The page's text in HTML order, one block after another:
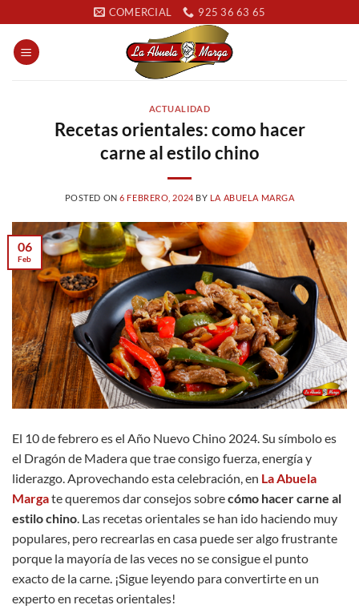
al
contenido
COMERCIAL 925 36 63 65
ACTUALIDAD
Recetas orientales: como hacer
carne al estilo chino
POSTED ON6 FEBRERO, 2024 BY LA ABUELA MARGA
06
Feb
El 10 de febrero es el Año Nuevo Chino 2024. Su símbolo es
el Dragón de Madera que trae consigo fuerza, energía y
liderazgo. Aprovechando esta celebración, en La Abuela
Margate queremos dar consejos sobrecómo hacer carne al
estilo chino. Las recetas orientales se han ido haciendo muy
populares, pero recrearlas en casa puede ser algo frustrante
porque la mayoría de las veces no se consigue el punto
exacto de la carne. ¡Sigue leyendo para convertirte en un
experto en recetas orientales!